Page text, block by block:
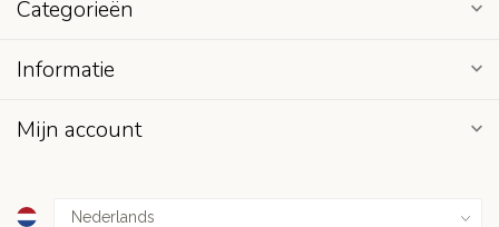
Categorieën
Informatie
Mijn account